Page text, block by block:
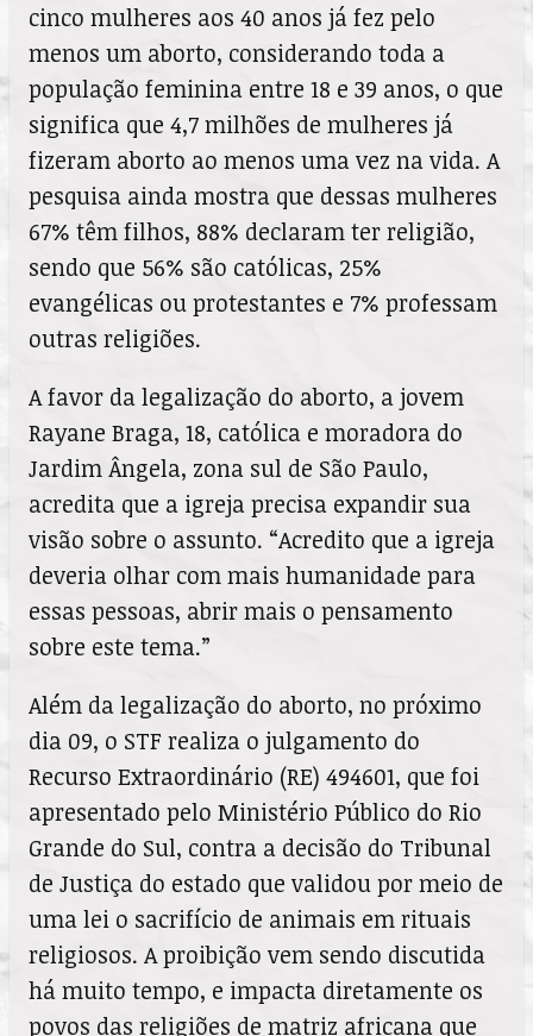
cinco mulheres aos 40 anos já fez pelo
menos um aborto, considerando toda a
população feminina entre 18 e 39 anos, o que
significa que 4,7 milhões de mulheres já
fizeram aborto ao menos uma vez na vida. A
pesquisa ainda mostra que dessas mulheres
67% têm filhos, 88% declaram ter religião,
sendo que 56% são católicas, 25%
evangélicas ou protestantes e 7% professam
outras religiões.
A favor da legalização do aborto, a jovem
Rayane Braga, 18, católica e moradora do
Jardim Ângela, zona sul de São Paulo,
acredita que a igreja precisa expandir sua
visão sobre o assunto. “Acredito que a igreja
deveria olhar com mais humanidade para
essas pessoas, abrir mais o pensamento
sobre este tema.”
Além da legalização do aborto, no próximo
dia 09, o STF realiza o julgamento do
Recurso Extraordinário (RE) 494601, que foi
apresentado pelo Ministério Público do Rio
Grande do Sul, contra a decisão do Tribunal
de Justiça do estado que validou por meio de
uma lei o sacrifício de animais em rituais
religiosos. A proibição vem sendo discutida
há muito tempo, e impacta diretamente os
povos das religiões de matriz africana que